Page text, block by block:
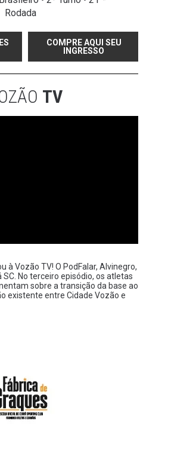
Rodada
COMPRE AQUI SEU
INGRESSO
TV
à Vozão TV! O PodFalar, Alvinegro,
No terceiro episódio, os atletas
sobre a transição da base ao
existente entre Cidade Vozão e